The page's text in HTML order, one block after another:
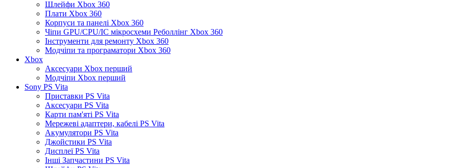
Шлейфи Xbox 360
Плати Xbox 360
Корпуси та панелі Xbox 360
Чіпи GPU/CPU/IC мікросхеми Реболлінг Xbox 360
Інструменти для ремонту Xbox 360
Модчіпи та програматори Xbox 360
Xbox
Аксесуари Xbox перший
Модчіпи Xbox перший
Sony PS Vita
Приставки PS Vita
Аксесуари PS Vita
Карти пам'яті PS Vita
Мережеві адаптери, кабелі PS Vita
Акумулятори PS Vita
Джойстики PS Vita
Дисплеї PS Vita
Інші Запчастини PS Vita